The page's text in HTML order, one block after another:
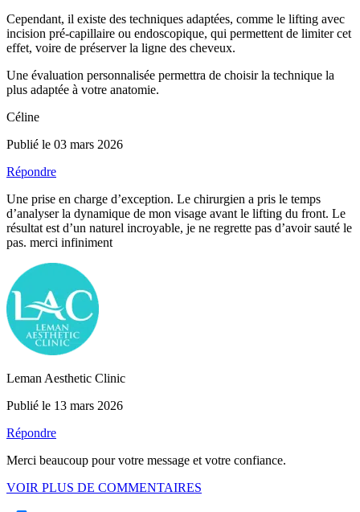
Cependant, il existe des techniques adaptées, comme le lifting avec
incision pré-capillaire ou endoscopique, qui permettent de limiter cet
effet, voire de préserver la ligne des cheveux.
Une évaluation personnalisée permettra de choisir la technique la
plus adaptée à votre anatomie.
Céline
Publié le 03 mars 2026
Répondre
Une prise en charge d’exception. Le chirurgien a pris le temps
d’analyser la dynamique de mon visage avant le lifting du front. Le
résultat est d’un naturel incroyable, je ne regrette pas d’avoir sauté le
pas. merci infiniment
Leman Aesthetic Clinic
Publié le 13 mars 2026
Répondre
Merci beaucoup pour votre message et votre confiance.
VOIR PLUS DE COMMENTAIRES